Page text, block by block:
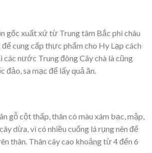
gốc xuất xứ từ Trung tâm Bắc phi châu
cung cấp thực phẩm cho Hy Lạp cách
các nước Trung đông Cây chà là cũng
sa mạc để lấy quả ăn.
gỗ cột thấp, thân có màu xám bạc, mập,
dừa, vì có nhiều cuống lá rụng nên để
thân. Thân cây cao khoảng từ 4 đến 6